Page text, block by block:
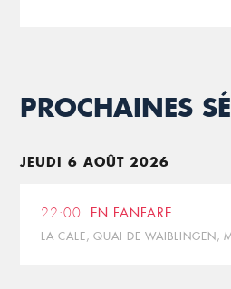
PROCHAINES
JEUDI 6 AOÛT 2026
22:00 EN FANFARE
LA CALE, QUAI DE WAIBLINGEN,